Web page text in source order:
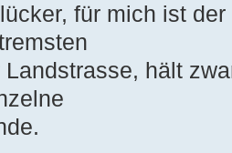
für mich ist
hält